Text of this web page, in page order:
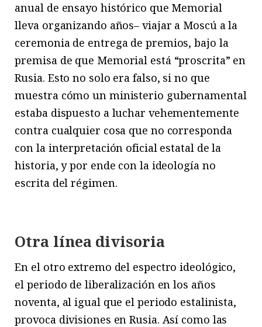
anual de ensayo histórico que Memorial
lleva organizando años– viajar a Moscú a la
ceremonia de entrega de premios, bajo la
premisa de que Memorial está “proscrita” en
Rusia. Esto no solo era falso, si no que
muestra cómo un ministerio gubernamental
estaba dispuesto a luchar vehementemente
contra cualquier cosa que no corresponda
con la interpretación oficial estatal de la
historia, y por ende con la ideología no
escrita del régimen.
Otra línea divisoria
En el otro extremo del espectro ideológico,
el periodo de liberalización en los años
noventa, al igual que el periodo estalinista,
provoca divisiones en Rusia. Así como las